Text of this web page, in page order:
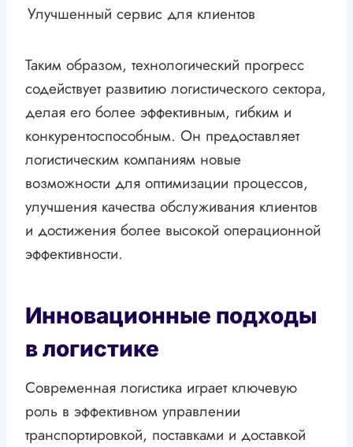
Улучшенный сервис для клиентов
Таким образом, технологический прогресс
содействует развитию логистического сектора,
делая его более эффективным, гибким и
конкурентоспособным. Он предоставляет
логистическим компаниям новые
возможности для оптимизации процессов,
улучшения качества обслуживания клиентов
и достижения более высокой операционной
эффективности.
Инновационные подходы
в логистике
Современная логистика играет ключевую
роль в эффективном управлении
транспортировкой, поставками и доставкой